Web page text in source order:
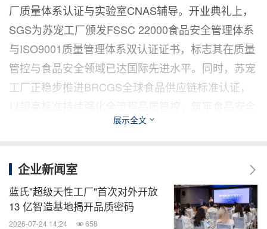
厂质量体系认证与实验室CNAS辅导。开业典礼上，
SGS为苏宠工厂颁发FSSC 22000食品安全管理体系
与ISO9001质量管理体系双认证证书，标志其在质量
管控与食品安全领域已达国际先进水平。同时，苏宠
工厂正稳步推进BRCGS全球食品供应链标准认证，
防线，全面提升品牌核心竞争力。
苏宠工厂打造超高标准品控化验室，总投资超过2000
万元，占地面积达到1400平方米，配置了美国
Waters液质联用仪、日本全自动氨基酸分析仪、原子
吸收、近红外光谱仪、气相质谱联用仪等高精端设
展示全文
企业新闻室
蓝氏"超级天性工厂"首次对外开放
13 亿智造基地揭开品质密码
2026-07-24 14:24 658